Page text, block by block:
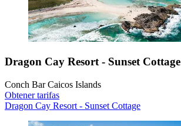
Dragon Cay Resort - Sunset Cottage
Conch Bar Caicos Islands
Obtener tarifas
Dragon Cay Resort - Sunset Cottage